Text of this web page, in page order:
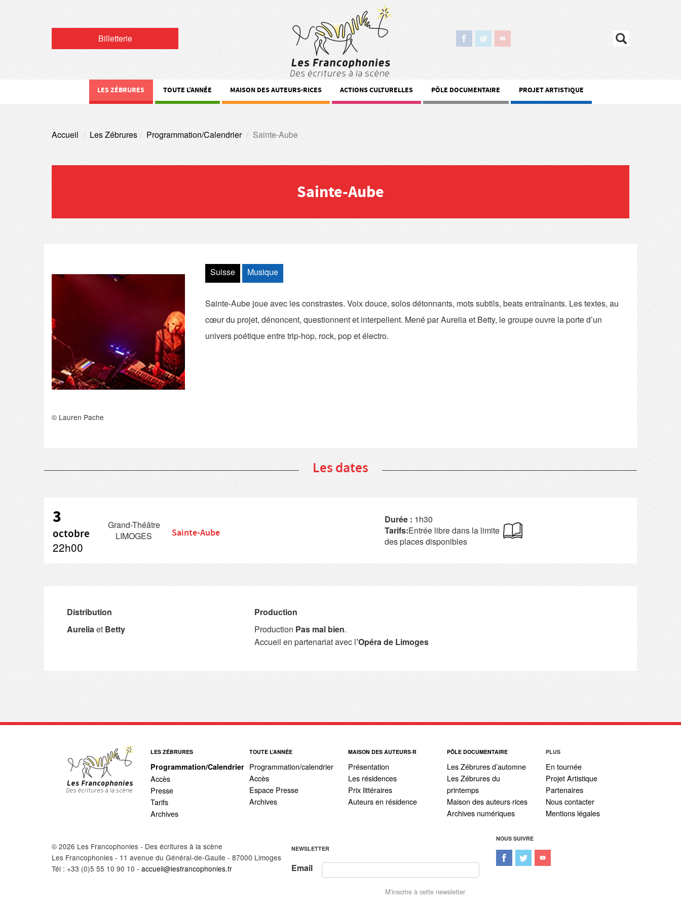
Billetterie
LES ZÉBRURES TOUTE L’ANNÉE MAISON DES AUTEURS·RICES ACTIONS CULTURELLES PÔLE DOCUMENTAIRE PROJET ARTISTIQUE
Accueil Les Zébrures Programmation/Calendrier Sainte-Aube
Sainte-Aube
© Lauren Pache
Suisse Musique
Sainte-Aube joue avec les constrastes. Voix douce, solos détonnants, mots subtils, beats entraînants. Les textes, au
cœur du projet, dénoncent, questionnent et interpellent. Mené par Aurelia et Betty, le groupe ouvre la porte d’un
univers poétique entre trip-hop, rock, pop et électro.
Les dates
3
octobre
22h00
Grand-Théâtre
LIMOGES
Sainte-Aube
Durée : 1h30
Tarifs:Entrée libre dans la limite
des places disponibles
Distribution
Aureliaet Betty
Production
Production Pas mal bien.
Accueil en partenariat avec l’Opéra de Limoges
LES ZÉBRURES
Programmation/Calendrier
Accès
Presse
Tarifs
Archives
TOUTE L’ANNÉE
Programmation/calendrier
Accès
Espace Presse
Archives
MAISON DES AUTEURS·R
Présentation
Les résidences
Prix littéraires
Auteurs en résidence
PÔLE DOCUMENTAIRE
Les Zébrures d’automne
Les Zébrures du
printemps
Maison des auteurs·rices
Archives numériques
PLUS
En tournée
Projet Artistique
Partenaires
Nous contacter
Mentions légales
© 2026 Les Francophonies - Des écritures à la scène
Les Francophonies - 11 avenue du Général-de-Gaulle - 87000 Limoges
Tél : +33 (0)5 55 10 90 10 - accueil@lesfrancophonies.fr
NEWSLETTER
Email
NOUS SUIVRE